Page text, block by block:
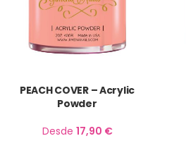
PEACH COVER – Acrylic
Powder
Desde 17,90 €